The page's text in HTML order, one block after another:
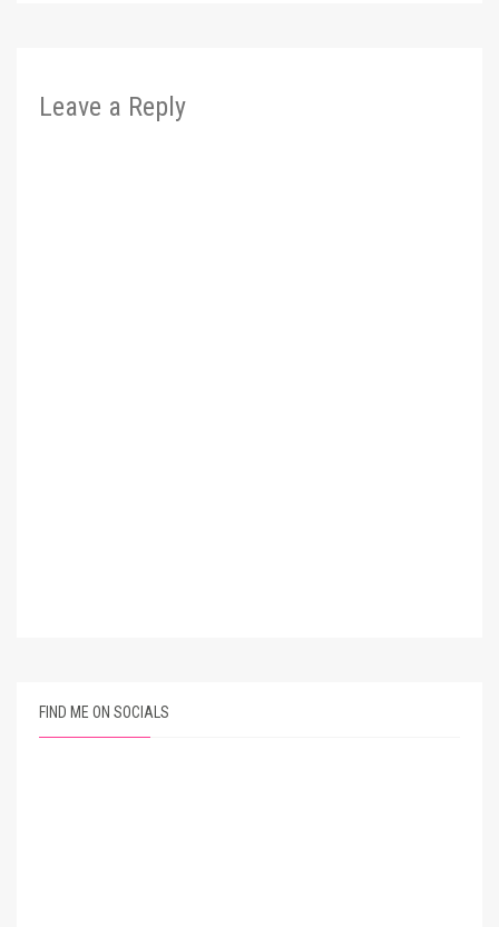
Leave a Reply
FIND ME ON SOCIALS